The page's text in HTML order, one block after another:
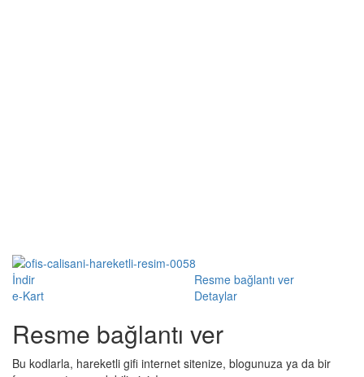
İndir
Resme bağlantı ver
e-Kart
Detaylar
Resme bağlantı ver
Bu kodlarla, hareketli gifi internet sitenize, blogunuza ya da bir